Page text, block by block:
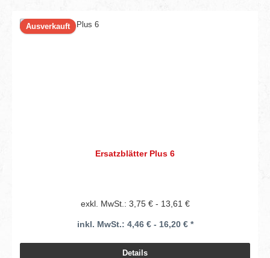
Ausverkauft
Ersatzblätter Plus 6
exkl. MwSt.: 3,75 € - 13,61 €
inkl. MwSt.: 4,46 € - 16,20 € *
Details